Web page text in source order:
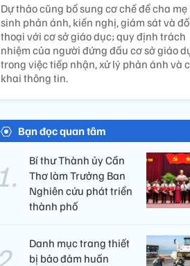
Dự thảo cũng bổ sung cơ chế để cha mẹ
sinh phản ánh, kiến nghị, giám sát và
thoại với cơ sở giáo dục; quy định trách
nhiệm của người đứng đầu cơ sở giáo
trong việc tiếp nhận, xử lý phản ánh và
khai thông tin.
Bạn đọc quan tâm
Bí thư Thành ủy Cần
Thơ làm Trưởng Ban
Nghiên cứu phát triển
thành phố
Danh mục trang thiết
bị bảo đảm huấn